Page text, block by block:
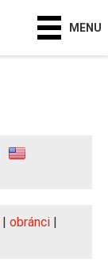
MENU
| obránci |